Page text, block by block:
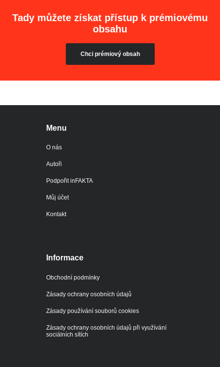
Tady můžete získat přístup k prémiovému
obsahu
Chci prémiový obsah
Menu
O nás
Autoři
Podpořit inFAKTA
Můj účet
Kontakt
Informace
Obchodní podmínky
Zásady ochrany osobních údajů
Zásady používání souborů cookies
Zásady ochrany osobních údajů při využívání
sociálních sítích